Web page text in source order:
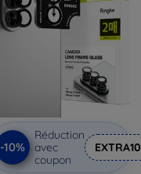
-10%
Réduction
avec
coupon
EXTRA10